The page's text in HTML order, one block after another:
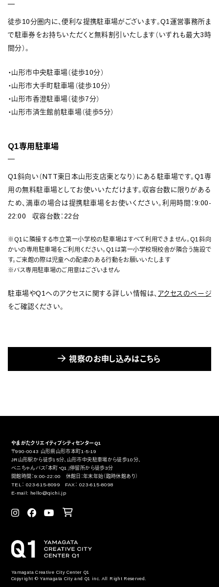
徒歩10分圏内に、便利な提携駐車場がございます。Q1運営事務所ま
で駐車券をお持ちいただくと無料割引いたします（いずれも最大3時
間分）。
・山形市中央駐車場（徒歩10分）
・山形市大手町駐車場（徒歩10分）
・山形市香澄駐車場（徒歩7分）
・山形市済生館前駐車場（徒歩5分）
Q1専用駐車場
Q1斜向い（NTT東日本山形支店東となり）にある駐車場です。Q1専
用の無料駐車場としてお使いいただけます。収容台数に限りがある
ため、満車の場合は提携駐車場をお使いください。利用時間：9:00-
22:00 収容台数：22台
※Q1に隣接する市立第一小学校の駐車場はすべて利用できません。Q1斜向
かいの専用駐車場をご利用ください。Q1は第一小学校現校舎が隣合う施設で
す。ご来館の際は児童への配慮のある行動をお願いいたします
※バス専用駐車場のご用意はございません
駐車場やQ1へのアクセスに関する詳しい情報は、 アクセスのページ
をご確認ください。
視察のお申し込みはこちら
やまがたクリエイティブシティセンターQ1
〒990-0043 山形県山形市本町1-5-19
JR山形駅から徒歩15分、山形市中央駐車場から徒歩10分、
ベニちゃんバス「本町・Q1」停留所から徒歩3分
開館時間：9:00-22:00 休館日：年末年始（臨時休館あり）
TEL： 023-615-8099 FAX： 023-615-8098
E-mail: hello@qichi.jp
Yamagata Creative City Center Q1
Copyright © Yamagata City and Q1 inc. All Right Reserved.